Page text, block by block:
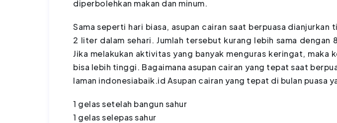
diperbolehkan makan dan minum.
Sama seperti hari biasa, asupan cairan saat berpuasa dianjurkan
2 liter dalam sehari. Jumlah tersebut kurang lebih sama dengan
Jika melakukan aktivitas yang banyak menguras keringat, maka
bisa lebih tinggi. Bagaimana asupan cairan yang tepat saat
laman indonesiabaik.id Asupan cairan yang tepat di bulan puasa
1 gelas setelah bangun sahur
1 gelas selepas sahur